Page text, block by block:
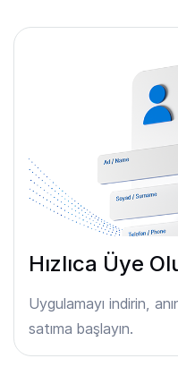
Hızlıca Üye
Uygulamayı indirin,
satıma başlayın.